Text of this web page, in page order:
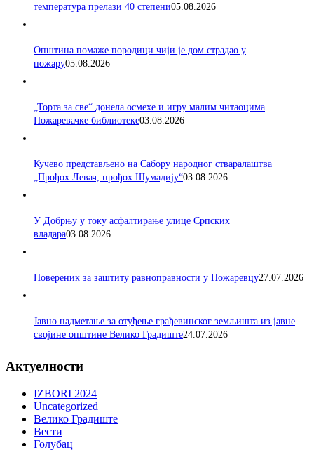
температура прелази 40 степени05.08.2026
Општина помаже породици чији је дом страдао у
пожару05.08.2026
„Торта за све“ донела осмехе и игру малим читаоцима
Пожаревачке библиотеке03.08.2026
Кучево представљено на Сабору народног стваралаштва
„Прођох Левач, прођох Шумадију“03.08.2026
У Добрњу у току асфалтирање улице Српских
владара03.08.2026
Повереник за заштиту равноправности у Пожаревцу27.07.2026
Јавно надметање за отуђење грађевинског земљишта из јавне
својине општине Велико Градиште24.07.2026
Актуелности
IZBORI 2024
Uncategorized
Велико Градиште
Вести
Голубац